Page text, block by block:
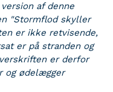
af denne
"Stormflod skyller
er ikke retvisende,
er på stranden og
er derfor
og ødelægger